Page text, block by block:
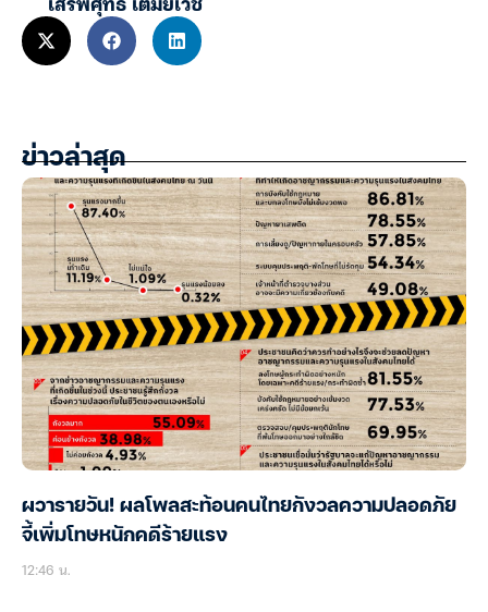
ข่าวล่าสุด
ผวารายวัน! ผลโพลสะท้อนคนไทยกังวลความปลอดภัย
จี้เพิ่มโทษหนักคดีร้ายแรง
12:46 น.